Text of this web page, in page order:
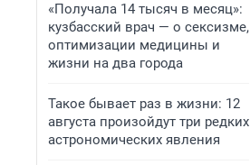
«Получала 14 тысяч в месяц»:
кузбасский врач — о сексизме,
оптимизации медицины и
жизни на два города
Такое бывает раз в жизни: 12
августа произойдут три редких
астрономических явления